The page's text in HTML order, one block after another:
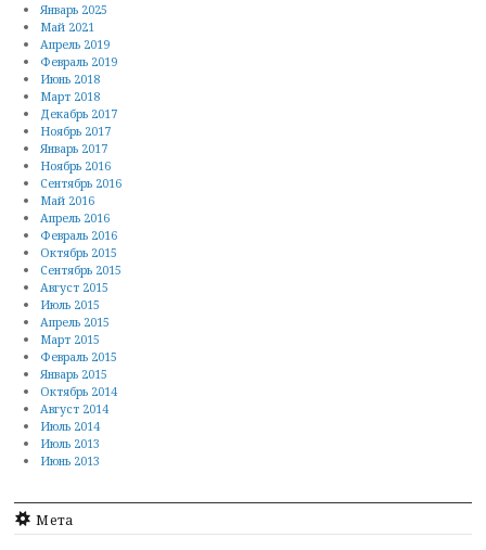
Январь 2025
Май 2021
Апрель 2019
Февраль 2019
Июнь 2018
Март 2018
Декабрь 2017
Ноябрь 2017
Январь 2017
Ноябрь 2016
Сентябрь 2016
Май 2016
Апрель 2016
Февраль 2016
Октябрь 2015
Сентябрь 2015
Август 2015
Июль 2015
Апрель 2015
Март 2015
Февраль 2015
Январь 2015
Октябрь 2014
Август 2014
Июль 2014
Июль 2013
Июнь 2013
Мета